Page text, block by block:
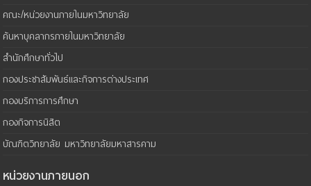
คณะ/หน่วยงานภายในมหาวิทยาลัย
ค้นหาบุคลากรภายในมหาวิทยาลัย
สำนักศึกษาทั่วไป
กองประชาสัมพันธ์และกิจการต่างประเทศ
กองบริการการศึกษา
กองกิจการนิสิต
บัณฑิตวิทยาลัย มหาวิทยาลัยมหาสารคาม
หน่วยงานภายนอก